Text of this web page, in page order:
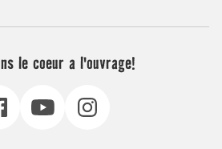
le coeur a l'ouvrage!